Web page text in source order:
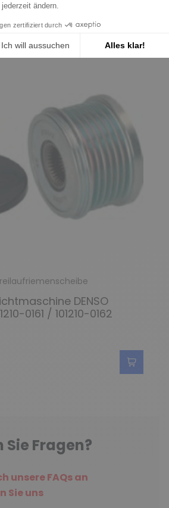
ZurückWeiter
DENSO
0161 / 101210-0162
Sie Fragen?
unsere FAQs an
Sie uns